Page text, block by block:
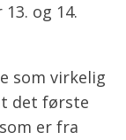
og 14.
som virkelig
det første
er fra